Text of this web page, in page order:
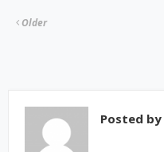
Older
Posted by